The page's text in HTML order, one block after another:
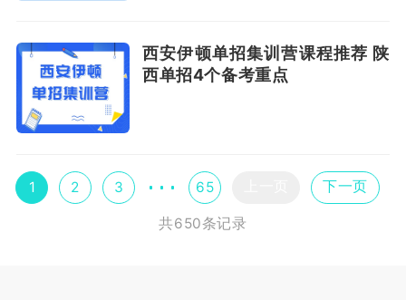
西安伊顿单招集训营课程推荐 陕
西单招4个备考重点
1 2 3 65 下一页
共650条记录